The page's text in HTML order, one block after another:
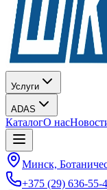
Услуги
ADAS
КаталогО нас
Минск,
+375 (29) 636-55-